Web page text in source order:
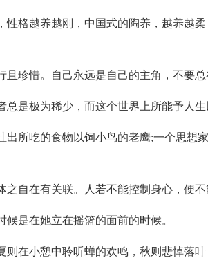
性格越养越刚，中国式的陶养，越养越
且珍惜。自己永远是自己的主角，不要总
总是极为稀少，而这个世界上所能予人生
出所吃的食物以饲小鸟的老鹰;一个思想
之自在有关联。人若不能控制身心，便不
候是在她立在摇篮的面前的时候。
则在小憩中聆听蝉的欢鸣，秋则悲悼落叶